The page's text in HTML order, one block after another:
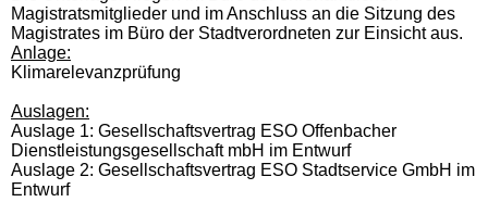
Magistratsmitglieder und im Anschluss an die Sitzung des
Magistrates im Büro der Stadtverordneten zur Einsicht aus.
Anlage:
Klimarelevanzprüfung
Auslagen:
Auslage 1: Gesellschaftsvertrag ESO Offenbacher
Dienstleistungsgesellschaft mbH im Entwurf
Auslage 2: Gesellschaftsvertrag ESO Stadtservice GmbH im
Entwurf